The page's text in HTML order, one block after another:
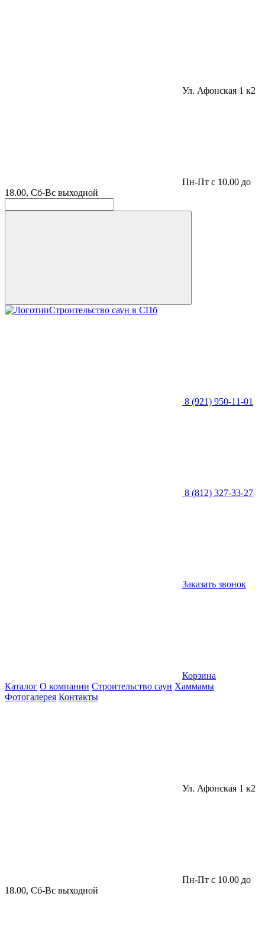
Ул. Афонская 1 к2
Пн-Пт с 10.00 до
18.00, Сб-Вс выходной
Строительство саун в СПб
8 (921) 950-11-01
8 (812) 327-33-27
Заказать звонок
Корзина
Каталог О компании Строительство саун Хаммамы
Фотогалерея Контакты
Ул. Афонская 1 к2
Пн-Пт с 10.00 до
18.00, Сб-Вс выходной